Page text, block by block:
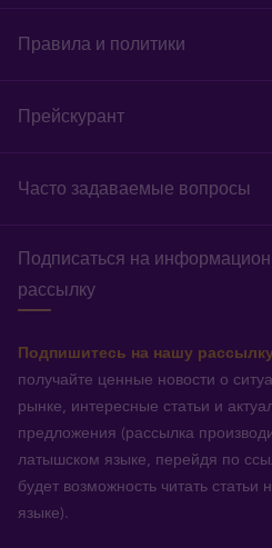
Правила и политики
Прейскурант
Часто задаваемые вопросы
Подписаться на
рассылку
Подпишитесь на нашу
получайте ценные новости о
рынке, интересные статьи и
предложения (рассылка
латышском языке, перейдя по
будет возможность читать статьи
языке).